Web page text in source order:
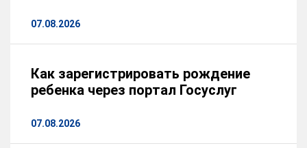
07.08.2026
Как зарегистрировать рождение
ребенка через портал Госуслуг
07.08.2026